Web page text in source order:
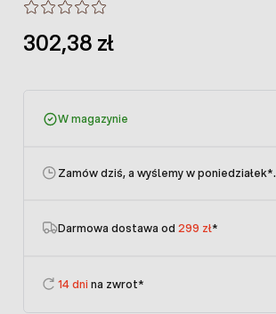
302,38 zł
W magazynie
Zamów dziś, a wyślemy w poniedziałek*.
Darmowa dostawa od 299 zł*
14 dni na zwrot*